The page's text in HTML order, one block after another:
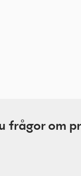
frågor om